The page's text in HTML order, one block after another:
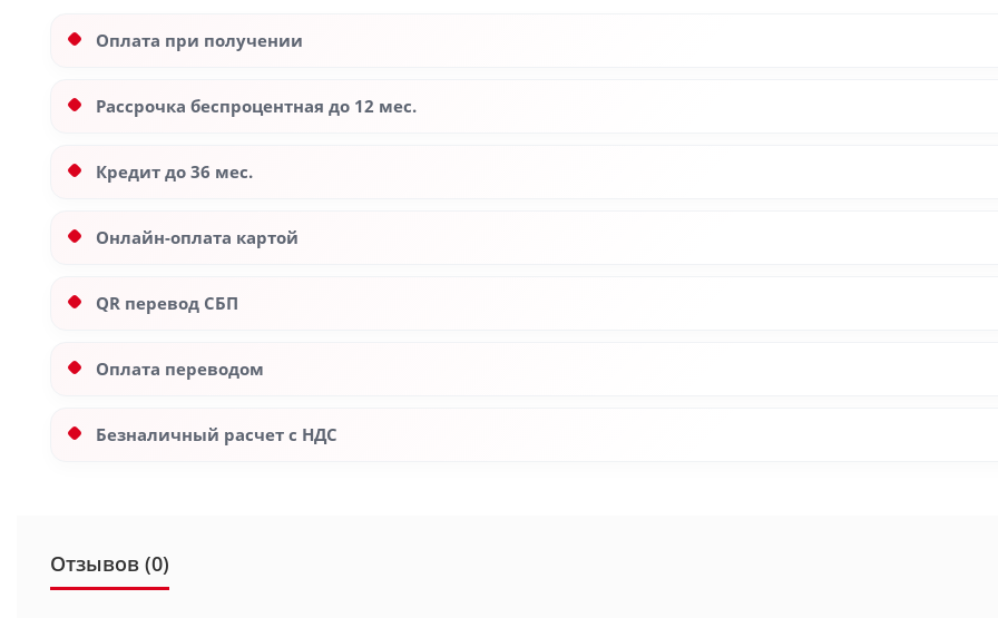
Оплата при получении
Рассрочка беспроцентная до 12 мес.
Кредит до 36 мес.
Онлайн-оплата картой
QR перевод СБП
Оплата переводом
Безналичный расчет с НДС
Отзывов (0)